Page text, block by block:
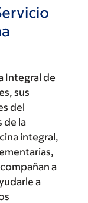
Integral de
sus
del
de la
integral,
a
a